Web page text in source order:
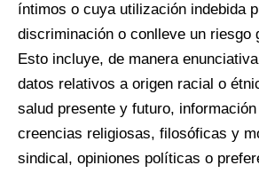
íntimos o cuya utilización indebida
discriminación o conlleve un riesgo
Esto incluye, de manera
datos relativos a origen racial o
salud presente y futuro,
creencias religiosas, filosóficas y
sindical, opiniones políticas o